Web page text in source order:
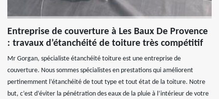
Entreprise de couverture à Les Baux De Provence
: travaux d’étanchéité de toiture très compétitif
Mr Gorgan, spécialiste étanchéité toiture est une entreprise de
couverture. Nous sommes spécialistes en prestations qui améliorent
pertinemment l’étanchéité de tout type et tout état de la toiture. Notre
but, c’est d’éviter la pénétration des eaux de la pluie à l’intérieur de votre